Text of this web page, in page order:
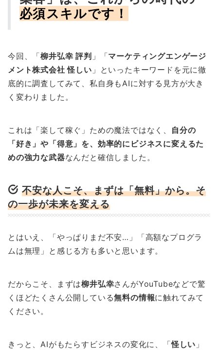
必須スキルです！
今回、「柳井弘幸 評判 」「マーケティングエンゲージ
メント株式会社 怪しい 」といったキーワードを元に徹
底的に調査してみて、私自身もAIに対する見方が大き
く変わりました。
これは「楽して稼ぐ」ための魔法ではなく、 自分の
「好き」や「得意」を、効率的にビジネスに変えるた
めの強力な武器なんだと確信しました。
不安な人こそ、まずは「無料」から。そ
の一歩が未来を変える
とはいえ、「やっぱりまだ不安…」「高額なプログラ
ムは無理」と感じる方も多いと思います。
だからこそ、まずは柳井弘幸さんがYouTubeなどで驚
くほどたくさん公開している無料の情報に触れてみて
ください。
きっと、AIがもたらすビジネスの変化に、「怪しい 」